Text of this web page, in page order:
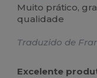
Muito prático,
qualidade
Traduzido de
Excelente